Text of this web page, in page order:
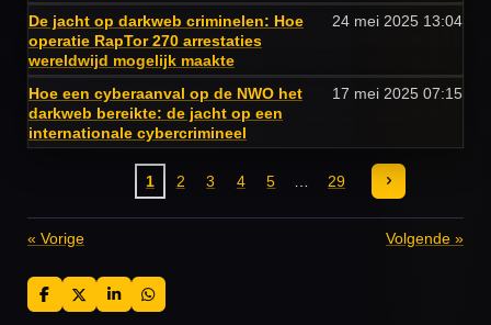
De jacht op darkweb criminelen: Hoe
operatie RapTor 270 arrestaties
wereldwijd mogelijk maakte
24 mei 2025 13:04
Hoe een cyberaanval op de NWO het
darkweb bereikte: de jacht op een
internationale cybercrimineel
17 mei 2025 07:15
1 2 3 4 5 29
« Vorige Volgende »
D
e
D
e
S
h
D
e